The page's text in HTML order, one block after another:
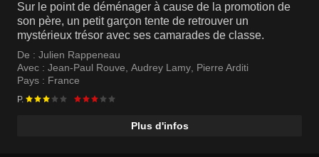
Sur le point de déménager à cause de la promotion de
son père, un petit garçon tente de retrouver un
mystérieux trésor avec ses camarades de classe.
De : Julien Rappeneau
Avec : Jean-Paul Rouve, Audrey Lamy, Pierre Arditi
Pays : France
P.
Plus d'infos